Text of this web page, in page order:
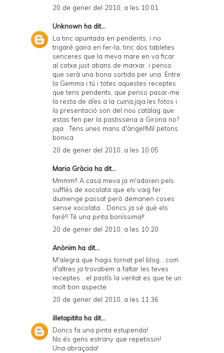
20 de gener del 2010, a les 10:01
Unknown ha dit...
La tinc apuntada en pendents, i no
trigaré gaira en fer-la, tinc dos tabletes
senceres que la meva mare en va ficar
al cotxe just abans de marxar, i penso
que serà una bona sortida per una. Entre
la Gemma i tú i totes aquestes receptes
que tens pendents, que penso pasar-me
la resta de díes a la cuina,jaja,les fotos i
la presentació son del nou catàlag que
estas fen per la pastisseria a Girona no?
jaja . Tens unes mans d'àngel!Mil petons
bonica
20 de gener del 2010, a les 10:05
Maria Gràcia ha dit...
Mmmm!! A casa meva ja m'adoren pels
sufflés de xocolata que els vaig fer
diumenge passat però demanen coses
sense xocolata... Doncs ja sé què els
faré!! Té una pinta boníssima!!
20 de gener del 2010, a les 10:20
Anònim ha dit...
M'alegra que hagis tornat pel blog....com
d'altres ja trovabem a faltar les teves
receptes....el pastís la veritat es que te un
molt bon aspecte.
20 de gener del 2010, a les 11:36
illetapitita ha dit...
Doncs fa una pinta estupenda!
No és gens estrany que repetissin!
Una abraçada!